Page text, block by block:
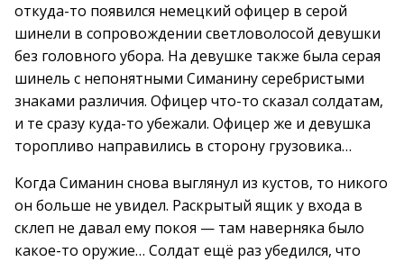
откуда-то появился немецкий офицер в серой
шинели в сопровождении светловолосой девушки
без головного убора. На девушке также была серая
шинель с непонятными Симанину серебристыми
знаками различия. Офицер что-то сказал солдатам,
и те сразу куда-то убежали. Офицер же и девушка
торопливо направились в сторону грузовика…
Когда Симанин снова выглянул из кустов, то никого
он больше не увидел. Раскрытый ящик у входа в
склеп не давал ему покоя — там наверняка было
какое-то оружие… Солдат ещё раз убедился, что